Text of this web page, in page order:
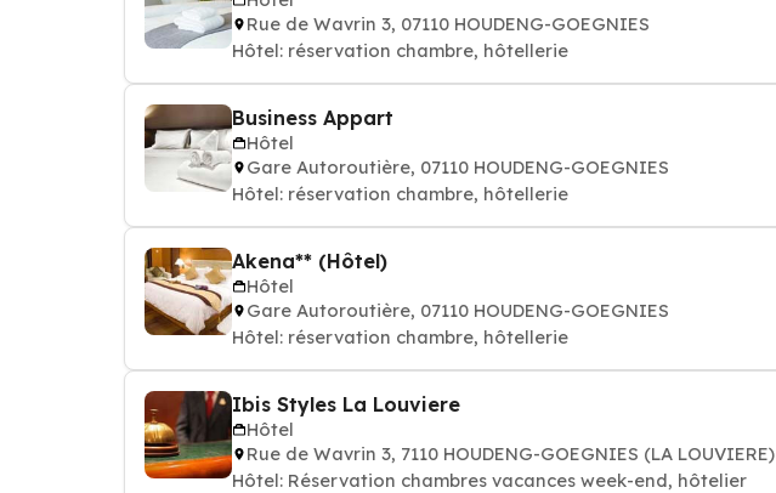
Rue de Wavrin 3, 07110 HOUDENG-GOEGNIES
Hôtel: réservation chambre, hôtellerie
Business Appart
Hôtel
Gare Autoroutière, 07110 HOUDENG-GOEGNIES
Hôtel: réservation chambre, hôtellerie
Akena** (Hôtel)
Hôtel
Gare Autoroutière, 07110 HOUDENG-GOEGNIES
Hôtel: réservation chambre, hôtellerie
Ibis Styles La Louviere
Hôtel
Rue de Wavrin 3, 7110 HOUDENG-GOEGNIES (LA LOUVIERE)
Hôtel: Réservation chambres vacances week-end, hôtelier